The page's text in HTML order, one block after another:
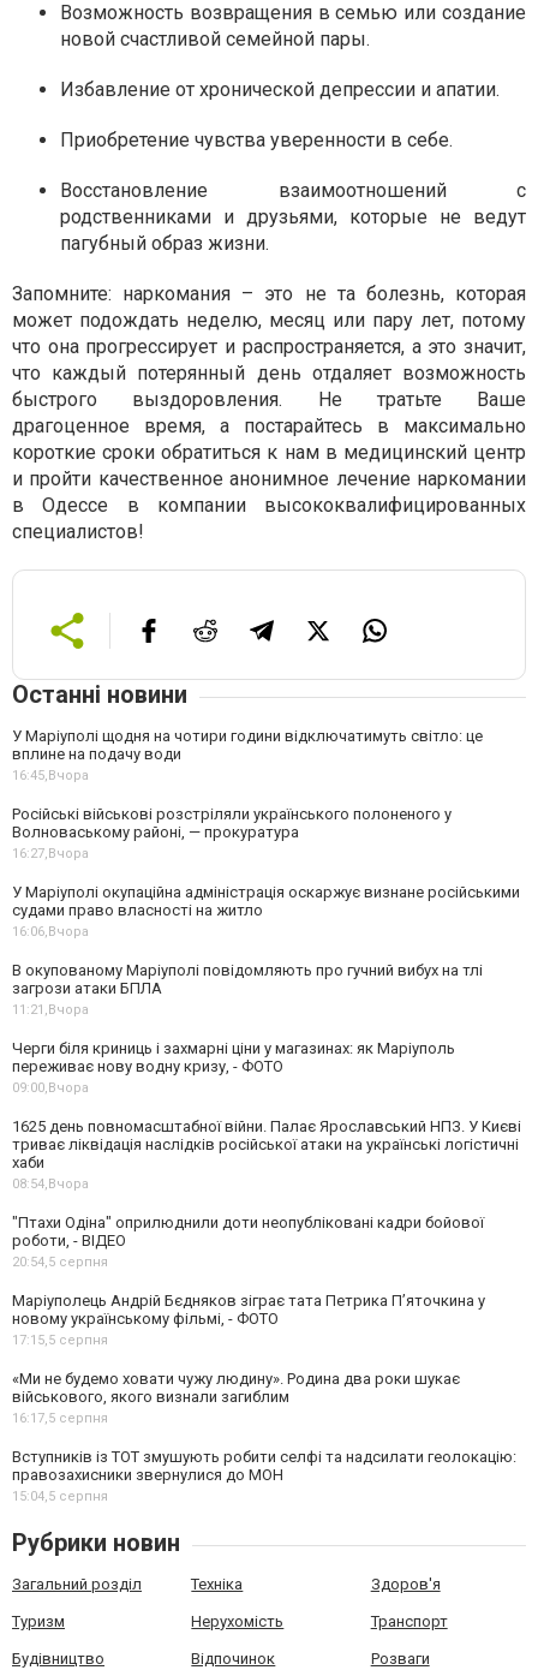
Возможность возвращения в семью или создание
новой счастливой семейной пары.
Избавление от хронической депрессии и апатии.
Приобретение чувства уверенности в себе.
Восстановление взаимоотношений с
родственниками и друзьями, которые не ведут
пагубный образ жизни.
Запомните: наркомания – это не та болезнь, которая
может подождать неделю, месяц или пару лет, потому
что она прогрессирует и распространяется, а это значит,
что каждый потерянный день отдаляет возможность
быстрого выздоровления. Не тратьте Ваше
драгоценное время, а постарайтесь в максимально
короткие сроки обратиться к нам в медицинский центр
и пройти качественное анонимное лечение наркомании
в Одессе в компании высококвалифицированных
специалистов!
Останні новини
У Маріуполі щодня на чотири години відключатимуть світло: це
вплине на подачу води
16:45, Вчора
Російські військові розстріляли українського полоненого у
Волноваському районі, — прокуратура
16:27, Вчора
У Маріуполі окупаційна адміністрація оскаржує визнане російськими
судами право власності на житло
16:06, Вчора
В окупованому Маріуполі повідомляють про гучний вибух на тлі
загрози атаки БПЛА
11:21, Вчора
Черги біля криниць і захмарні ціни у магазинах: як Маріуполь
переживає нову водну кризу, - ФОТО
09:00, Вчора
1625 день повномасштабної війни. Палає Ярославський НПЗ. У Києві
триває ліквідація наслідків російської атаки на українські логістичні
хаби
08:54, Вчора
"Птахи Одіна" оприлюднили доти неопубліковані кадри бойової
роботи, - ВІДЕО
20:54,5 серпня
Маріуполець Андрій Бєдняков зіграє тата Петрика П’яточкина у
новому українському фільмі, - ФОТО
17:15,5 серпня
«Ми не будемо ховати чужу людину». Родина два роки шукає
військового, якого визнали загиблим
16:17,5 серпня
Вступників із ТОТ змушують робити селфі та надсилати геолокацію:
правозахисники звернулися до МОН
15:04,5 серпня
Рубрики новин
Загальний розділ Техніка Здоров'я
Туризм Нерухомість Транспорт
Будівництво Відпочинок Розваги